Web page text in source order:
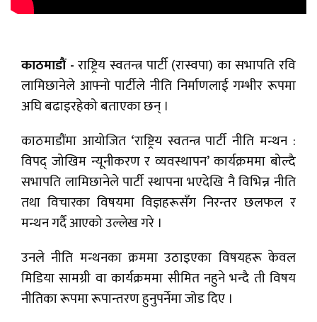
काठमाडौं -राष्ट्रिय स्वतन्त्र पार्टी (रास्वपा) का सभापति रवि
लामिछानेले आफ्नो पार्टीले नीति निर्माणलाई गम्भीर रूपमा
अघि बढाइरहेको बताएका छन् ।
काठमाडौंमा आयोजित ‘राष्ट्रिय स्वतन्त्र पार्टी नीति मन्थन :
विपद् जोखिम न्यूनीकरण र व्यवस्थापन’ कार्यक्रममा बोल्दै
सभापति लामिछानेले पार्टी स्थापना भएदेखि नै विभिन्न नीति
तथा विचारका विषयमा विज्ञहरूसँग निरन्तर छलफल र
मन्थन गर्दै आएको उल्लेख गरे ।
उनले नीति मन्थनका क्रममा उठाइएका विषयहरू केवल
मिडिया सामग्री वा कार्यक्रममा सीमित नहुने भन्दै ती विषय
नीतिका रूपमा रूपान्तरण हुनुपर्नेमा जोड दिए ।